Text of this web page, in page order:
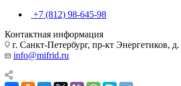
+7 (812) 98-645-98
Контактная информация
г. Санкт-Петербург, пр-кт Энергетиков,
info@mifrid.ru